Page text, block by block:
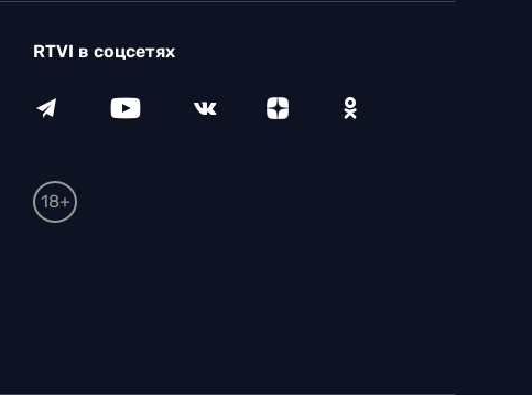
RTVI в соцсетях
18+